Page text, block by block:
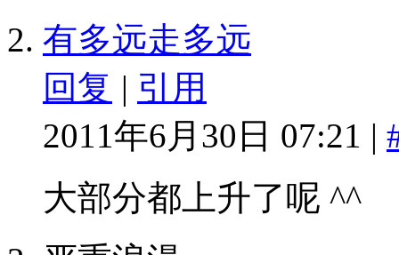
有多远走多远
回复 | 引用
2011年6月30日 07:21 |
大部分都上升了呢 ^^